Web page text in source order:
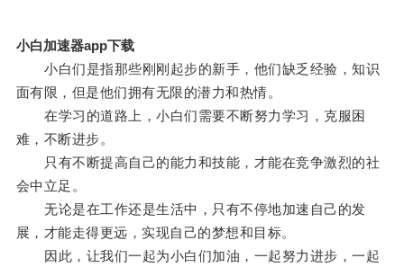
小白加速器app下载
小白们是指那些刚刚起步的新手，他们缺乏经验，知识
面有限，但是他们拥有无限的潜力和热情。
在学习的道路上，小白们需要不断努力学习，克服困
难，不断进步。
只有不断提高自己的能力和技能，才能在竞争激烈的社
会中立足。
无论是在工作还是生活中，只有不停地加速自己的发
展，才能走得更远，实现自己的梦想和目标。
因此，让我们一起为小白们加油，一起努力进步，一起